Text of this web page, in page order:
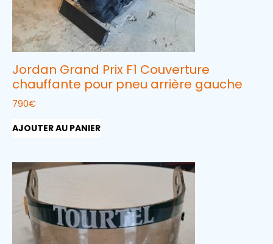
Jordan Grand Prix F1 Couverture
chauffante pour pneu arrière gauche
790€
AJOUTER AU PANIER